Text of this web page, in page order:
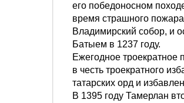
его победоносном
время страшного пожара
Владимирский собор, и
Батыем в 1237 году.
Ежегодное троекратное
в честь троекратного
татарских орд и
В 1395 году Тамерлан